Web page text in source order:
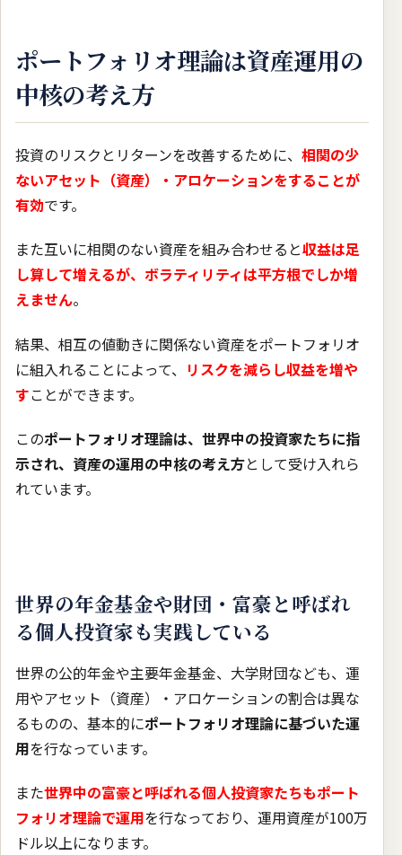
ポートフォリオ理論は資産運用の
中核の考え方
投資のリスクとリターンを改善するために、 相関の少
ないアセット（資産）・アロケーションをすることが
有効です。
また互いに相関のない資産を組み合わせると収益は足
し算して増えるが、ボラティリティは平方根でしか増
えません。
結果、相互の値動きに関係ない資産をポートフォリオ
に組入れることによって、 リスクを減らし収益を増や
すことができます。
このポートフォリオ理論は、世界中の投資家たちに指
示され、資産の運用の中核の考え方として受け入れら
れています。
世界の年金基金や財団・富豪と呼ばれ
る個人投資家も実践している
世界の公的年金や主要年金基金、大学財団なども、運
用やアセット（資産）・アロケーションの割合は異な
るものの、基本的にポートフォリオ理論に基づいた運
用を行なっています。
また世界中の富豪と呼ばれる個人投資家たちもポート
フォリオ理論で運用を行なっており、運用資産が100万
ドル以上になります。